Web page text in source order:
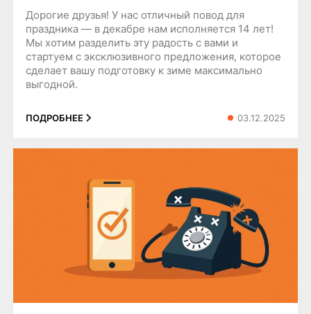
Дорогие друзья! У нас отличный повод для
праздника — в декабре нам исполняется 14 лет!
Мы хотим разделить эту радость с вами и
стартуем с эксклюзивного предложения, которое
сделает вашу подготовку к зиме максимально
выгодной.
ПОДРОБНЕЕ 03.12.2025